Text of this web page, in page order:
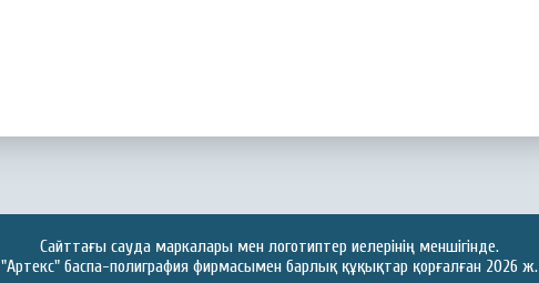
Сайттағы сауда маркалары мен логотиптер иелерінің меншігінде.
"Артекс" баспа-полиграфия фирмасымен барлық құқықтар қорғалған 2026 ж.